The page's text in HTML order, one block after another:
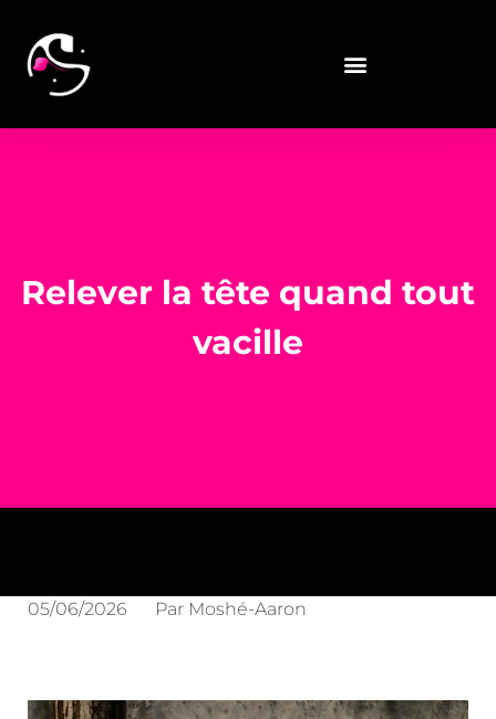
Relever la tête quand tout
vacille
05/06/2026 Par Moshé-Aaron